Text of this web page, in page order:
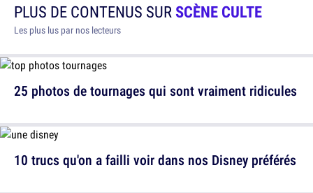
PLUS DE CONTENUS SURSCÈNE CULTE
Les plus lus par nos lecteurs
25 photos de tournages qui sont vraiment ridicules
10 trucs qu'on a failli voir dans nos Disney préférés